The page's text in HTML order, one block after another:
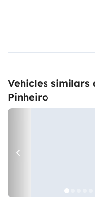
Vehicles similars
Pinheiro